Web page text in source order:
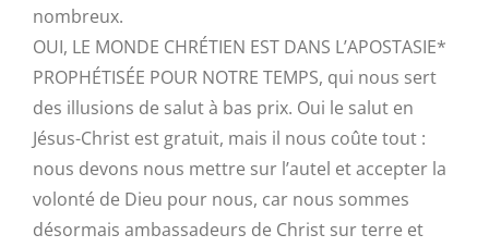
nombreux.
OUI, LE MONDE CHRÉTIEN EST DANS L’APOSTASIE*
PROPHÉTISÉE POUR NOTRE TEMPS, qui nous sert
des illusions de salut à bas prix. Oui le salut en
Jésus-Christ est gratuit, mais il nous coûte tout :
nous devons nous mettre sur l’autel et accepter la
volonté de Dieu pour nous, car nous sommes
désormais ambassadeurs de Christ sur terre et